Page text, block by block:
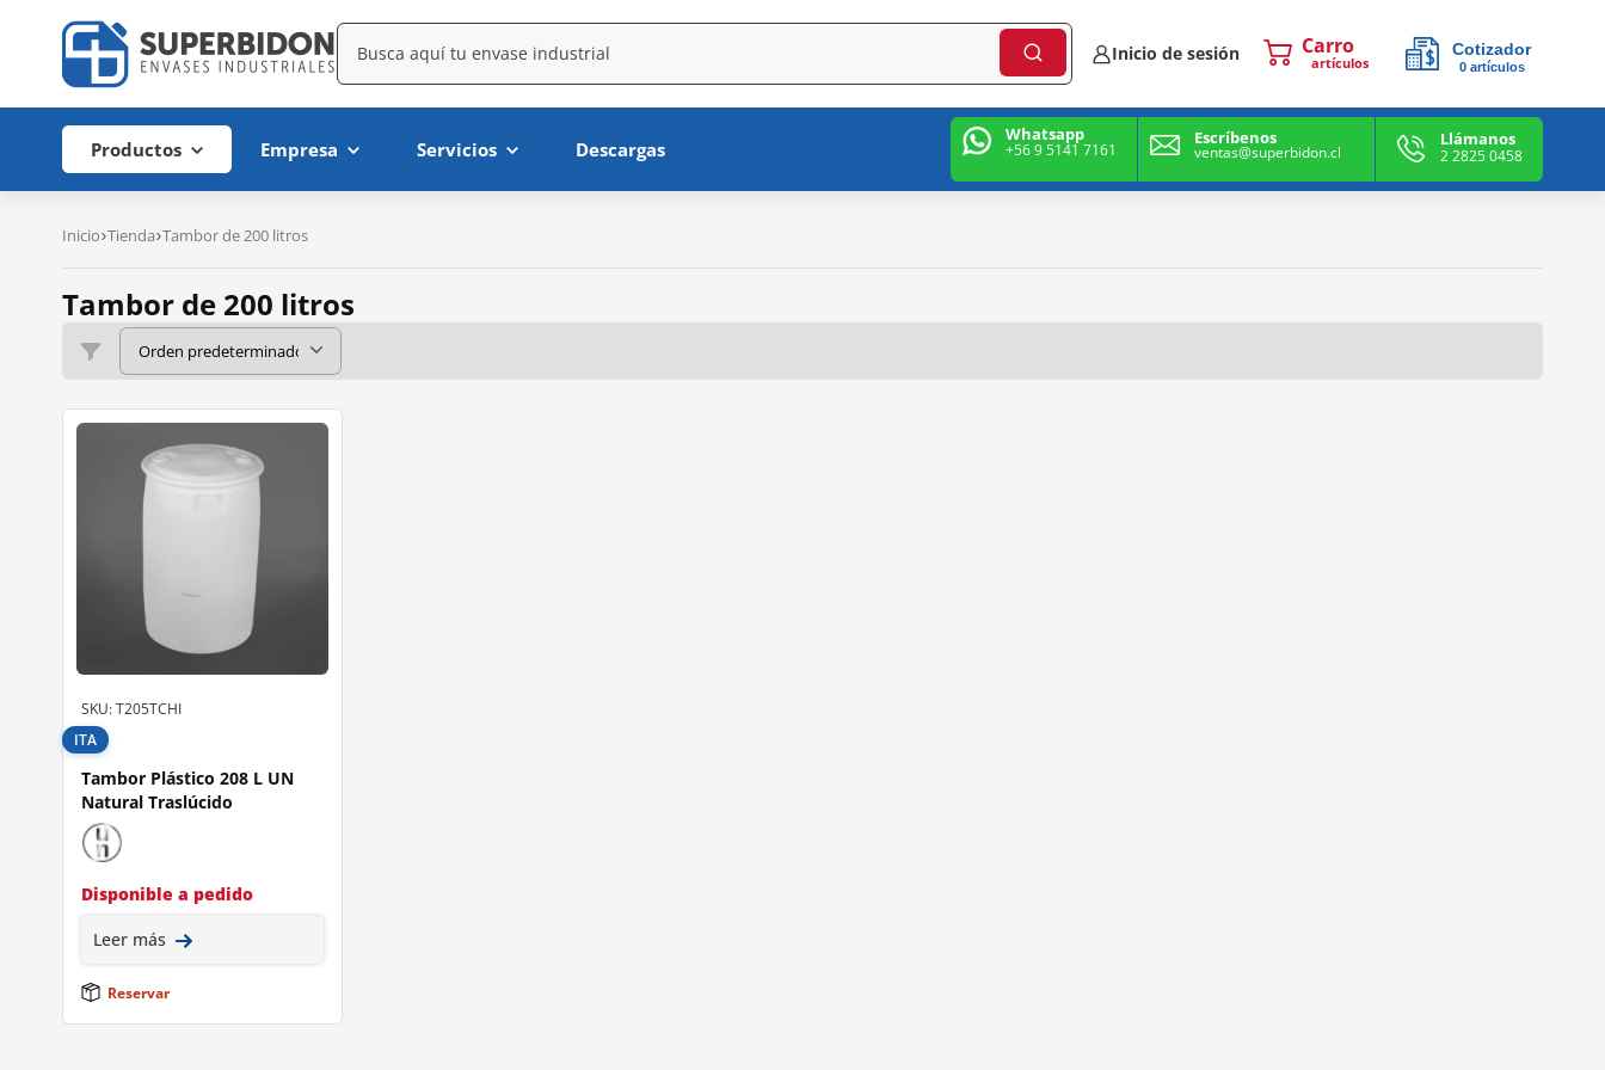
Inicio de sesión artículos
Cotizador
0artículos
Productos Empresa Servicios Descargas
Whatsapp
+56 9 5141 7161
Escríbenos
ventas@superbidon.cl
Llámanos
2 2825 0458
Inicio Tienda Tambor de 200 litros
Tambor de 200 litros
SKU: T205TCHI
ITA
Tambor Plástico 208 L UN
Natural Traslúcido
Disponible a pedido
Leer más
Reservar